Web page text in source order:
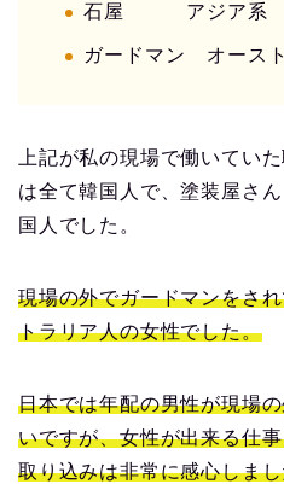
石屋 アジア系
ガードマン オース
上記が私の現場で働いてい
は全て韓国人で、塗装屋さ
国人でした。
現場の外でガードマンをさ
トラリア人の女性でした。
日本では年配の男性が現場
いですが、女性が出来る仕
取り込みは非常に感心しま